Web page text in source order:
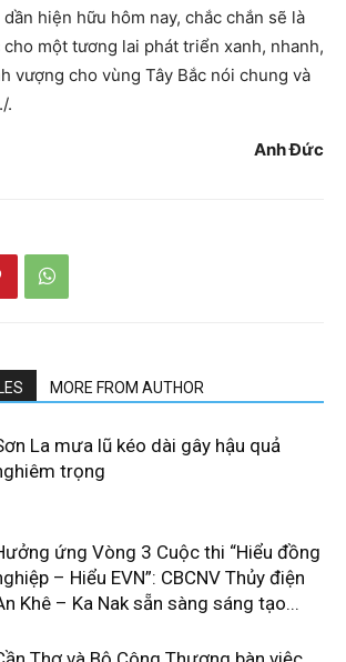
hiện hữu hôm nay, chắc chắn sẽ là
một tương lai phát triển xanh, nhanh,
vượng cho vùng Tây Bắc nói chung và
.
Anh Đức
MORE FROM AUTHOR
La mưa lũ kéo dài gây hậu quả
trọng
ứng Vòng 3 Cuộc thi “Hiểu đồng
– Hiểu EVN”: CBCNV Thủy điện
Khê – Ka Nak sẵn sàng sáng tạo...